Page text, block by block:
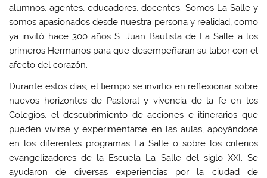
alumnos, agentes, educadores, docentes. Somos La Salle y
somos apasionados desde nuestra persona y realidad, como
ya invitó hace 300 años S. Juan Bautista de La Salle a los
primeros Hermanos para que desempeñaran su labor con el
afecto del corazón.
Durante estos días, el tiempo se invirtió en reflexionar sobre
nuevos horizontes de Pastoral y vivencia de la fe en los
Colegios, el descubrimiento de acciones e itinerarios que
pueden vivirse y experimentarse en las aulas, apoyándose
en los diferentes programas La Salle o sobre los criterios
evangelizadores de la Escuela La Salle del siglo XXI. Se
ayudaron de diversas experiencias por la ciudad de